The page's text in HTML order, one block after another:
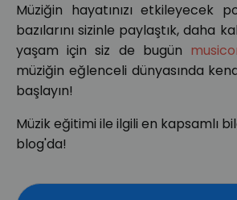
Müziğin hayatınızı etkileyecek
bazılarını sizinle paylaştık, daha
yaşam için siz de bugün
müziğin eğlenceli dünyasında
başlayın!
Müzik eğitimi ile ilgili en kapsamlı
blog'da!